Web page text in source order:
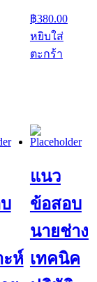
฿380.00
หยิบใส่
ตะกร้า
ะห์
แนว
ข้อสอบ
นายช่าง
เทคนิค